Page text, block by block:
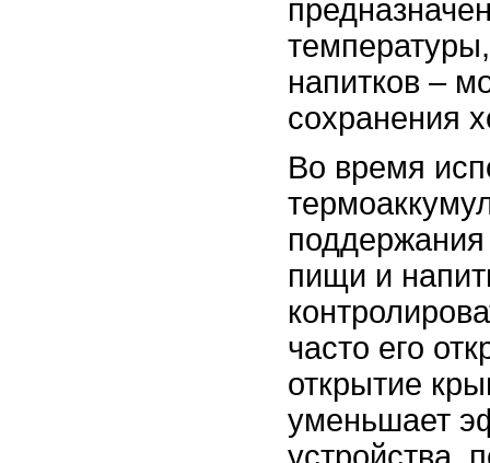
напитков –
сохранения
Во время
пищи и
часто его
открытие
уменьшает